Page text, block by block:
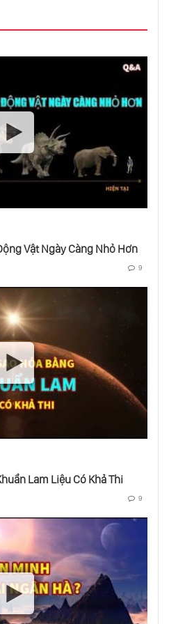
Trong Hố Đen
Tối Và Vật Chất Tối
Và Sao Planck
Đến Điểm Tận Cùng Của Vũ Trụ
Đến Điểm Tận Cùng Của Vũ Trụ
Tinh Và Hải Vương Tinh
Đang Ở Đâu Trong Vũ Trụ
Hạt Lại Có Khối Lượng
Vật Ngày Càng Nhỏ Hơn
9
Lam Liệu Có Khả Thi
9